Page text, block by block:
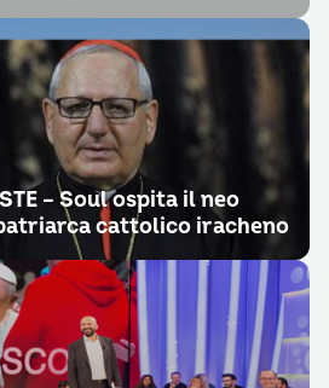
– Soul ospita il neo
cattolico iracheno